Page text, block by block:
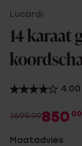
Lucardi
14 karaat
4.00
1699.99850 00
Maatadvies